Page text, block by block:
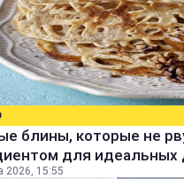
блины, которые не
для идеальных
2026, 15:55